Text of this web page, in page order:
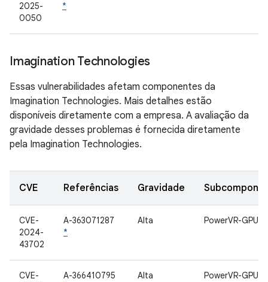
2025-
0050
*
Imagination Technologies
Essas vulnerabilidades afetam componentes da
Imagination Technologies. Mais detalhes estão
disponíveis diretamente com a empresa. A avaliação da
gravidade desses problemas é fornecida diretamente
pela Imagination Technologies.
CVE Referências Gravidade
CVE-
2024-
43702
A-363071287
*
Alta PowerVR-GPU
CVE-
A-366410795
Alta PowerVR-GPU